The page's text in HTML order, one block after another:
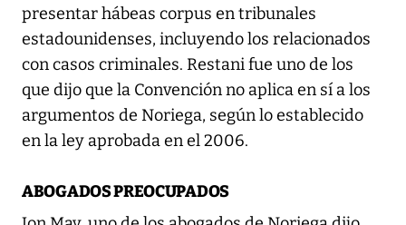
presentar hábeas corpus en tribunales
estadounidenses, incluyendo los relacionados
con casos criminales. Restani fue uno de los
que dijo que la Convención no aplica en sí a los
argumentos de Noriega, según lo establecido
en la ley aprobada en el 2006.
ABOGADOS PREOCUPADOS